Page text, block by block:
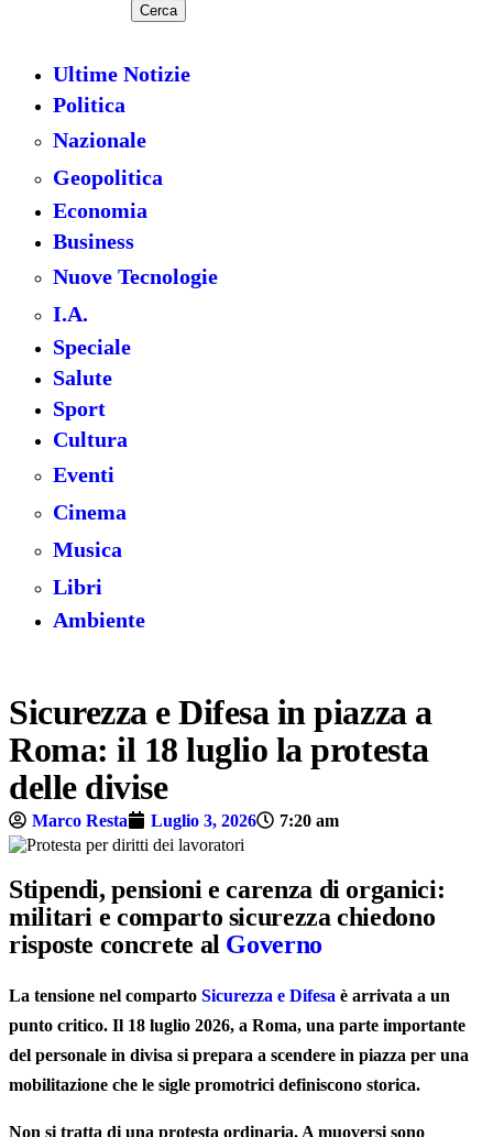
Cerca
Ultime Notizie
Politica
Nazionale
Geopolitica
Economia
Business
Nuove Tecnologie
I.A.
Speciale
Salute
Sport
Cultura
Eventi
Cinema
Musica
Libri
Ambiente
Sicurezza e Difesa in piazza a
Roma: il 18 luglio la protesta
delle divise
Marco Resta Luglio 3, 2026 7:20 am
Stipendi, pensioni e carenza di organici:
militari e comparto sicurezza chiedono
risposte concrete al Governo
La tensione nel comparto Sicurezza e Difesa è arrivata a un
punto critico. Il 18 luglio 2026, a Roma, una parte importante
del personale in divisa si prepara a scendere in piazza per una
mobilitazione che le sigle promotrici definiscono storica.
Non si tratta di una protesta ordinaria. A muoversi sono